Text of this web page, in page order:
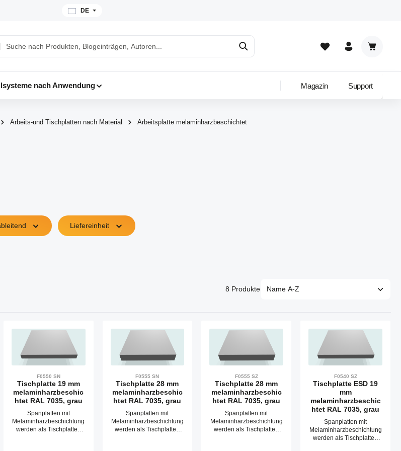
DE
nach Anwendung Magazin Support
Arbeits-und Tischplatten nach Material Arbeitsplatte melaminharzbeschichtet
ableitend Liefereinheit
8 Produkte
F0550 SN
Tischplatte 19 mm
melaminharzbeschic
htet RAL 7035, grau
Spanplatten mit
Melaminharzbeschichtung
werden als Tischplatten
F0555 SN
Tischplatte 28 mm
melaminharzbeschic
htet RAL 7035, grau
Spanplatten mit
Melaminharzbeschichtung
werden als Tischplatten
F0555 SZ
Tischplatte 28 mm
melaminharzbeschic
htet RAL 7035, grau
Spanplatten mit
Melaminharzbeschichtung
werden als Tischplatten
F0540 SZ
Tischplatte ESD 19
mm
melaminharzbeschic
htet RAL 7035, grau
Spanplatten mit
Melaminharzbeschichtung
werden als Tischplatten